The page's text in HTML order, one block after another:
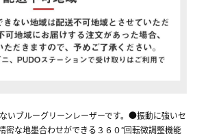
いブルーグリーンレーザーです。●振動に強いセ
密な地墨合わせができる３６０°回転微調整機能